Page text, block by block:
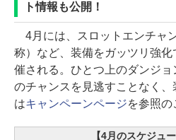
ト情報も公開！
4月には、スロットエンチャ
称）など、装備をガッツリ強
催される。ひとつ上のダンジョ
のチャンスを見逃すことなく
はキャンペーンページを参照の
【4月のスケジュ